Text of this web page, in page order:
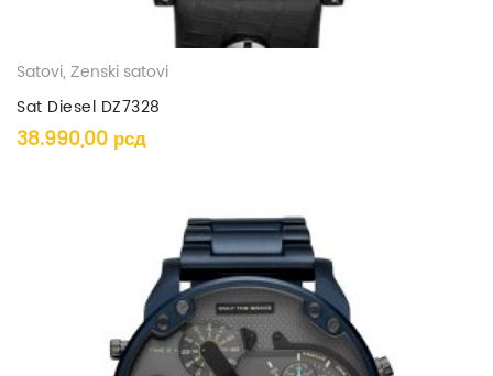
Satovi, Ženski satovi
Sat Diesel DZ7328
38.990,00 рсд